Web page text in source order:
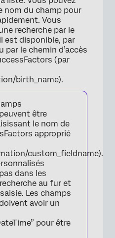
×
nom du champ pour
Vous
recherche par le
est disponible, par
par le chemin d’accès
(par
birth_name).
être
le nom de
approprié
custom_fieldname).
dans les
au fur et
Les champs
avoir un
pour être